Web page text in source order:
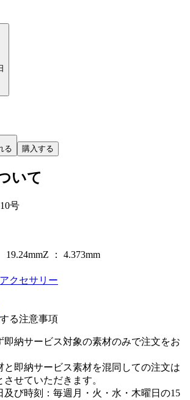
る 購入する
いて
号
19.24mmZ ： 4.373mm
アクセサリー
る注意事項
即納サービス対象の素材のみで注文をお
と即納サービス素材を混同しての注文は
せていただきます。
及び時刻：毎週月・火・水・木曜日の15